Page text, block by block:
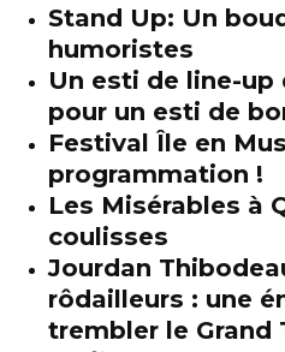
Stand Up: Un
humoristes
Un esti de line-up
pour un esti de
Festival Île en
programmation !
Les Misérables à
coulisses
Jourdan
rôdailleurs : une
trembler le Grand